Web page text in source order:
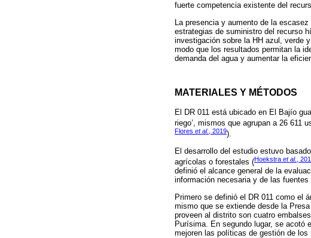
fuerte competencia existente del
La presencia y aumento de la
estrategias de suministro del recurso
investigación sobre la HH azul, verde
modo que los resultados permitan la
demanda del agua y aumentar la
MATERIALES Y MÉTODOS
El DR 011 está ubicado en El Bajío
riego’, mismos que agrupan a 26 611
Flores et al., 2019).
El desarrollo del estudio estuvo
agrícolas o forestales (Hoekstra et al.,
definió el alcance general de la
información necesaria y de las fuentes
Primero se definió el DR 011 como el
mismo que se extiende desde la
proveen al distrito son cuatro
Purísima. En segundo lugar, se acotó
mejoren las políticas de gestión de